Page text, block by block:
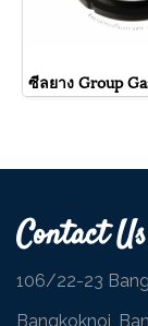
Contact Us
106/22-23
Bangkoknoi,